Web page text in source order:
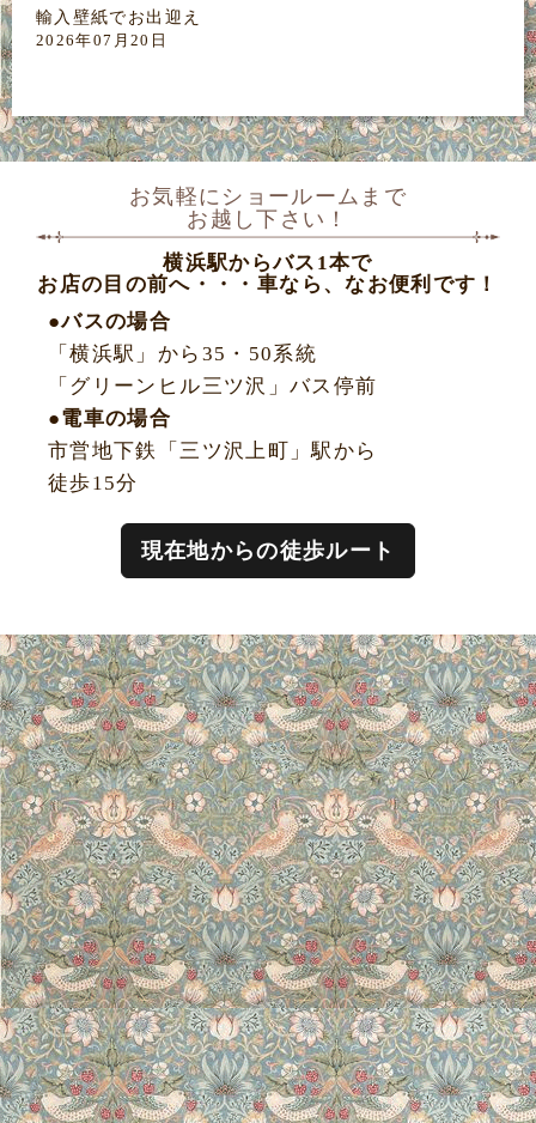
輸入壁紙でお出迎え
2026年07月20日
お気軽にショールームまで
お越し下さい！
横浜駅からバス1本で
お店の目の前へ・・・車なら、なお便利です！
●バスの場合
「横浜駅」から35・50系統
「グリーンヒル三ツ沢」バス停前
●電車の場合
市営地下鉄「三ツ沢上町」駅から
徒歩15分
現在地からの徒歩ルート